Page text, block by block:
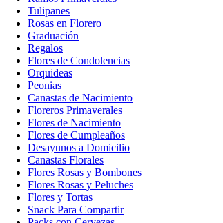
Tulipanes
Rosas en Florero
Graduación
Regalos
Flores de Condolencias
Orquideas
Peonias
Canastas de Nacimiento
Floreros Primaverales
Flores de Nacimiento
Flores de Cumpleaños
Desayunos a Domicilio
Canastas Florales
Flores Rosas y Bombones
Flores Rosas y Peluches
Flores y Tortas
Snack Para Compartir